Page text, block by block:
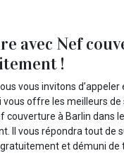
avec Nef
!
vous invitons
offre les meilleurs de
à Barlin dans
Il vous répondra tout de
et démuni